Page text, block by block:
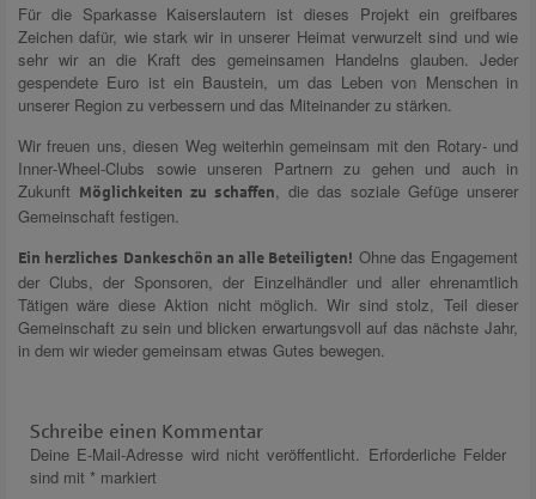
Für die Sparkasse Kaiserslautern ist dieses Projekt ein greifbares
Zeichen dafür, wie stark wir in unserer Heimat verwurzelt sind und wie
sehr wir an die Kraft des gemeinsamen Handelns glauben. Jeder
gespendete Euro ist ein Baustein, um das Leben von Menschen in
unserer Region zu verbessern und das Miteinander zu stärken.
Wir freuen uns, diesen Weg weiterhin gemeinsam mit den Rotary‑ und
Inner‑Wheel‑Clubs sowie unseren Partnern zu gehen und auch in
Zukunft
Möglichkeiten zu schaffen
, die das soziale Gefüge unserer
Gemeinschaft festigen.
Ein herzliches Dankeschön an alle Beteiligten! Ohne das Engagement
der Clubs, der Sponsoren, der Einzelhändler und aller ehrenamtlich
Tätigen wäre diese Aktion nicht möglich. Wir sind stolz, Teil dieser
Gemeinschaft zu sein und blicken erwartungsvoll auf das nächste Jahr,
in dem wir wieder gemeinsam etwas Gutes bewegen.
Schreibe einen Kommentar
Deine E-Mail-Adresse wird nicht veröffentlicht.
Erforderliche Felder
sind mit * markiert